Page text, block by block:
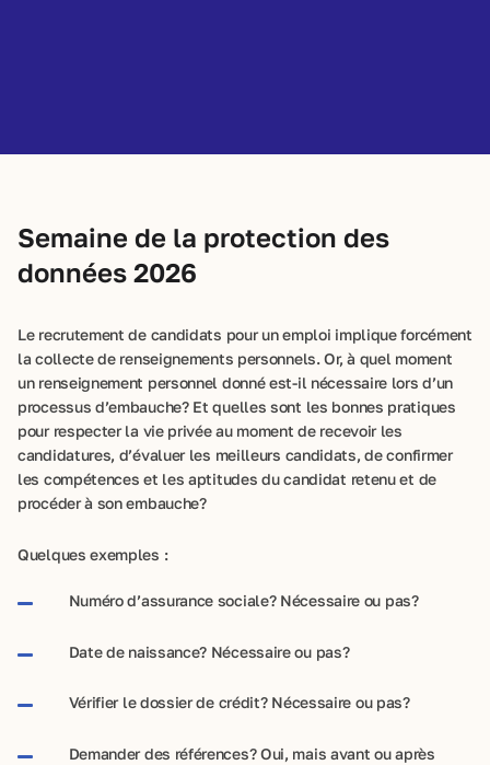
Semaine de la protection des
données 2026
Le recrutement de candidats pour un emploi implique forcément
la collecte de renseignements personnels. Or, à quel moment
un renseignement personnel donné est-il nécessaire lors d’un
processus d’embauche? Et quelles sont les bonnes pratiques
pour respecter la vie privée au moment de recevoir les
candidatures, d’évaluer les meilleurs candidats, de confirmer
les compétences et les aptitudes du candidat retenu et de
procéder à son embauche?
Quelques exemples :
Numéro d’assurance sociale? Nécessaire ou pas?
Date de naissance? Nécessaire ou pas?
Vérifier le dossier de crédit? Nécessaire ou pas?
Demander des références? Oui, mais avant ou après